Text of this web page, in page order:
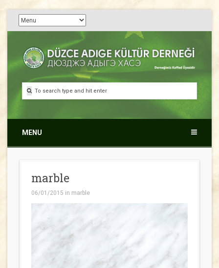
Düzce Adıge Kültür
Derneği
Дюузджэ Адыгэ Хасэ
MENU
marble
06/01/2015 in marble